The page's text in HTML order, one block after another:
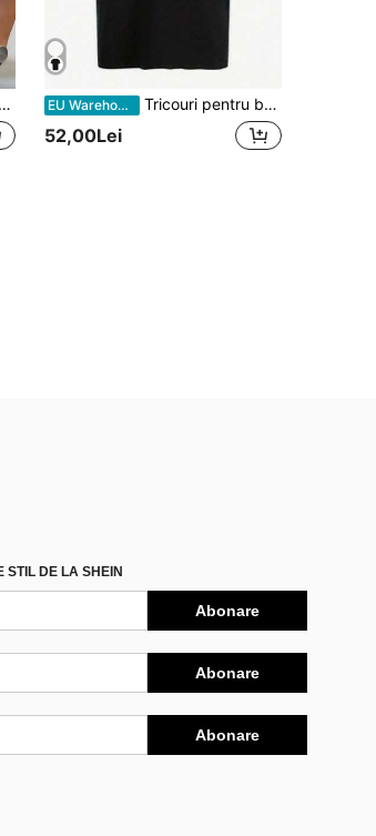
EU Warehouse Tricouri pentru bărbați
52,00Lei
STIL DE LA SHEIN
Abonare
Abonare
Abonare